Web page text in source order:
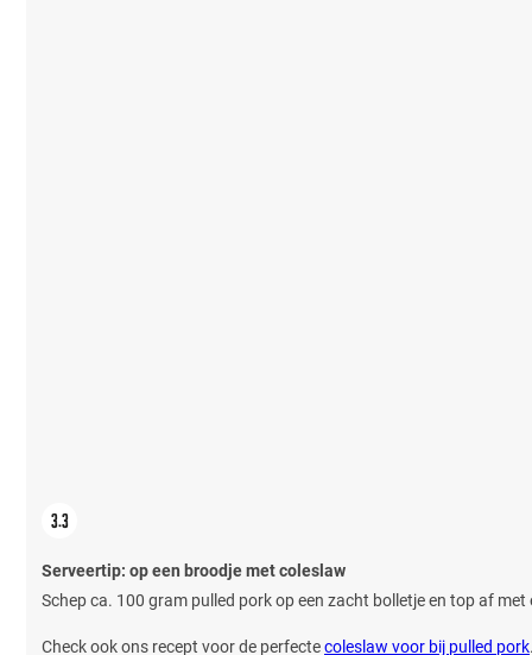
Serveertip: op een broodje met coleslaw
Schep ca. 100 gram pulled pork op een zacht bolletje en top af
Check ook ons recept voor de perfectecoleslaw voor bij pulled pork